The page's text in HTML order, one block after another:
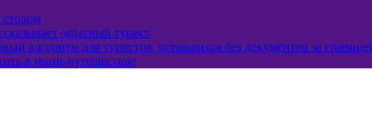
опытный турист
алгоритм для туристов, оставшихся без документов за
в мини-путешествие